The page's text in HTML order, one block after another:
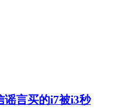
言买的i7被i3秒